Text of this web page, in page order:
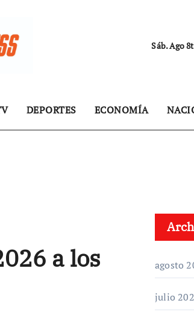
Sáb. Ago
DEPORTES ECONOMÍA
a los
agosto
julio